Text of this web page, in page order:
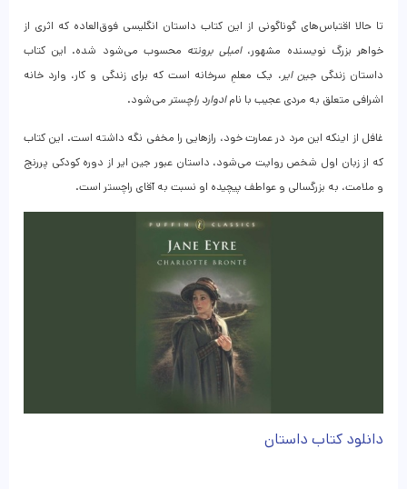
تا حالا اقتباس‌های گوناگونی از این کتاب داستان انگلیسی فوق‌العاده که اثری از
خواهر بزرگ نویسنده مشهور،امیلی برونته محسوب می‌شود شده. این کتاب
داستان زندگیجین ایر، یک معلمِ سرخانه است که برای زندگی و کار، وارد خانه
اشرافی متعلق به مردی عجیب با نامادوارد راچستر می‌شود.
غافل از اینکه این مرد در عمارت خود، رازهایی را مخفی نگه داشته است. این کتاب
که از زبان اول شخص روایت می‌شود، داستان عبور جین ایر از دوره کودکی پررنج
و ملامت، به بزرگسالی و عواطف پیچیده او نسبت به آقای راچستر است.
دانلود کتاب داستان